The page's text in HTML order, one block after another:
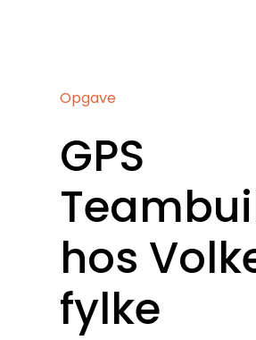
Opgave
GPS
hos
fylke